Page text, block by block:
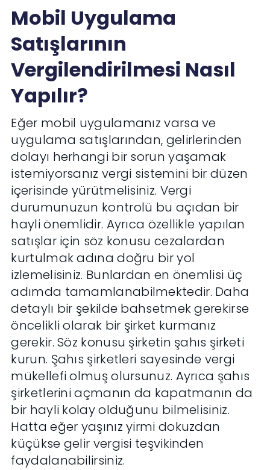
Mobil Uygulama
Satışlarının
Vergilendirilmesi Nasıl
Yapılır?
Eğer mobil uygulamanız varsa ve
uygulama satışlarından, gelirlerinden
dolayı herhangi bir sorun yaşamak
istemiyorsanız vergi sistemini bir düzen
içerisinde yürütmelisiniz. Vergi
durumunuzun kontrolü bu açıdan bir
hayli önemlidir. Ayrıca özellikle yapılan
satışlar için söz konusu cezalardan
kurtulmak adına doğru bir yol
izlemelisiniz. Bunlardan en önemlisi üç
adımda tamamlanabilmektedir. Daha
detaylı bir şekilde bahsetmek gerekirse
öncelikli olarak bir şirket kurmanız
gerekir. Söz konusu şirketin şahıs şirketi
kurun. Şahıs şirketleri sayesinde vergi
mükellefi olmuş olursunuz. Ayrıca şahıs
şirketlerini açmanın da kapatmanın da
bir hayli kolay olduğunu bilmelisiniz.
Hatta eğer yaşınız yirmi dokuzdan
küçükse gelir vergisi teşvikinden
faydalanabilirsiniz.